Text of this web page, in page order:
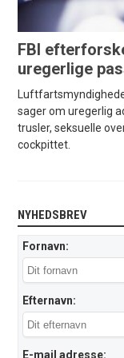
FBI
uregerlige
sager om uregerlig
trusler, seksuelle
cockpittet.
NYHEDSBREV
Fornavn:
Efternavn:
E-mail adresse: